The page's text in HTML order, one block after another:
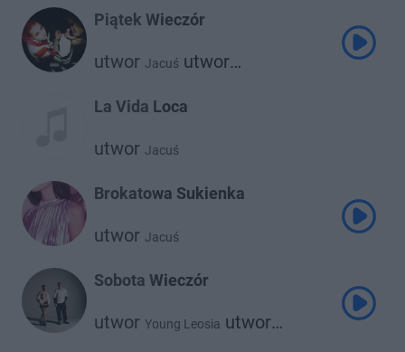
Piątek Wieczór
utwor Jacuś utwor
La Vida Loca
utwor Jacuś
Brokatowa Sukienka
utwor Jacuś
Sobota Wieczór
utwor Young Leosia utwor